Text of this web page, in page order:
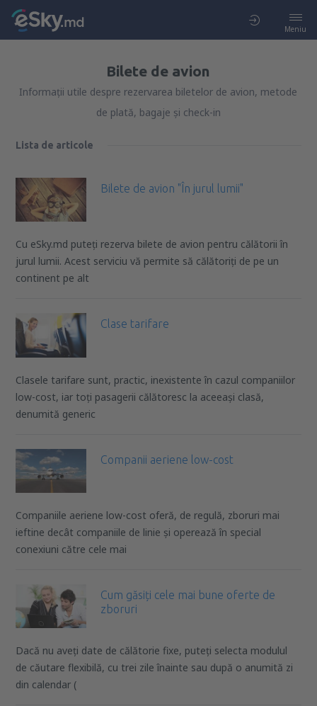
Meniu
Bilete de avion
Informații utile despre rezervarea biletelor de avion, metode
de plată, bagaje și check-in
Lista de articole
Bilete de avion "În jurul lumii"
Cu eSky.md puteți rezerva bilete de avion pentru călătorii în
jurul lumii. Acest serviciu vă permite să călătoriți de pe un
continent pe alt
Clase tarifare
Clasele tarifare sunt, practic, inexistente în cazul companiilor
low-cost, iar toți pasagerii călătoresc la aceeași clasă,
denumită generic
Companii aeriene low-cost
Companiile aeriene low-cost oferă, de regulă, zboruri mai
ieftine decât companiile de linie și operează în special
conexiuni către cele mai
Cum găsiți cele mai bune oferte de
zboruri
Dacă nu aveți date de călătorie fixe, puteți selecta modulul
de căutare flexibilă, cu trei zile înainte sau după o anumită zi
din calendar (